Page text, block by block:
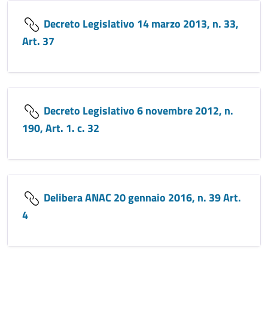
Decreto Legislativo 14 marzo 2013, n. 33,
Art. 37
Decreto Legislativo 6 novembre 2012, n.
190, Art. 1. c. 32
Delibera ANAC 20 gennaio 2016, n. 39 Art.
4